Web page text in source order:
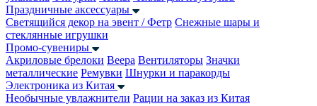
Праздничные аксессуары
Светящийся декор на эвент / Фетр Снежные шары и
стеклянные игрушки
Промо-сувениры
Акриловые брелоки Веера Вентиляторы Значки
металлические Ремувки Шнурки и паракорды
Электроника из Китая
Необычные увлажнители Рации на заказ из Китая